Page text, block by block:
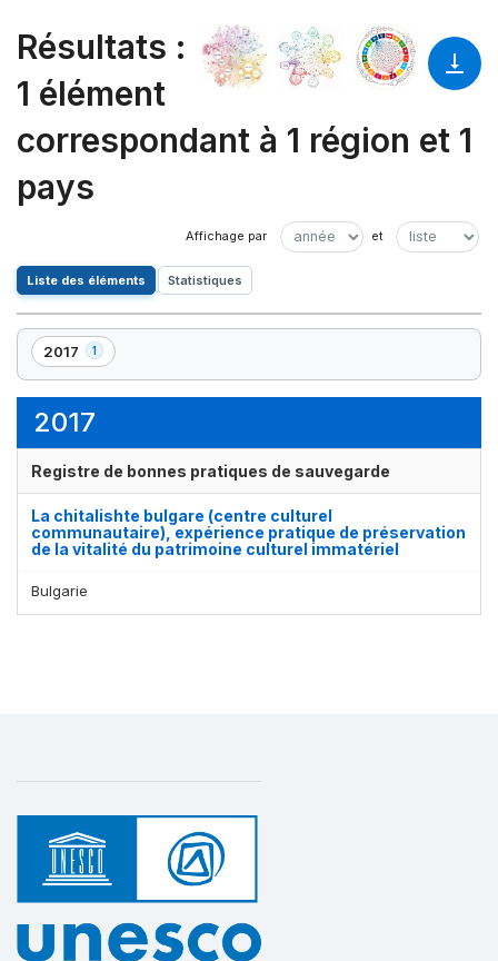
Résultats :
1 élément
correspondant à 1 région et 1
pays
Liste des éléments Statistiques
2017 1
,
1
2017
Registre de bonnes pratiques de sauvegarde
La chitalishte bulgare (centre culturel
communautaire), expérience pratique de préservation
de la vitalité du patrimoine culturel immatériel
Bulgarie